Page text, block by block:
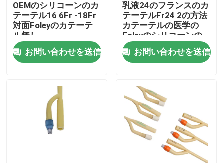
ホーム
企業情報
OEMのシリコーンのカ
テーテル16 6Fr -18Fr
対面Foleyのカテーテ
ル無し
お問い合わせを送信
乳液24のフランスのカ
テーテルFr24 2の方法
カテーテルの医学の
Foleyのシリコーンの
カテーテル
お問い合わせを送信